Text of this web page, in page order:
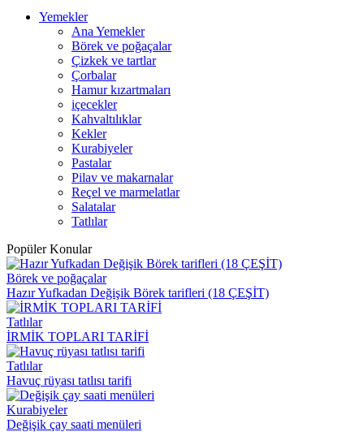
Yemekler
Ana Yemekler
Börek ve poğaçalar
Çizkek ve tartlar
Çorbalar
Hamur kızartmaları
içecekler
Kahvaltılıklar
Kekler
Kurabiyeler
Pastalar
Pilav ve makarnalar
Reçel ve marmelatlar
Salatalar
Tatlılar
Popüler Konular
Börek ve poğaçalar
Hazır Yufkadan Değişik Börek tarifleri (18 ÇEŞİT)
Tatlılar
İRMİK TOPLARI TARİFİ
Tatlılar
Havuç rüyası tatlısı tarifi
Kurabiyeler
Değişik çay saati menüleri